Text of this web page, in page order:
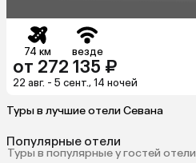
74 км везде
от 272 135 ₽
22 авг. - 5 сент., 14 ночей
Туры в лучшие отели Севана
Популярные отели
Туры в популярные у гостей отели